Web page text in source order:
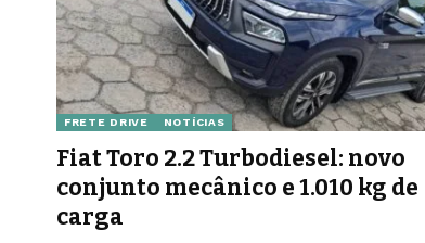
FRETE DRIVE NOTÍCIAS
Fiat Toro 2.2 Turbodiesel: novo
conjunto mecânico e 1.010 kg de
carga